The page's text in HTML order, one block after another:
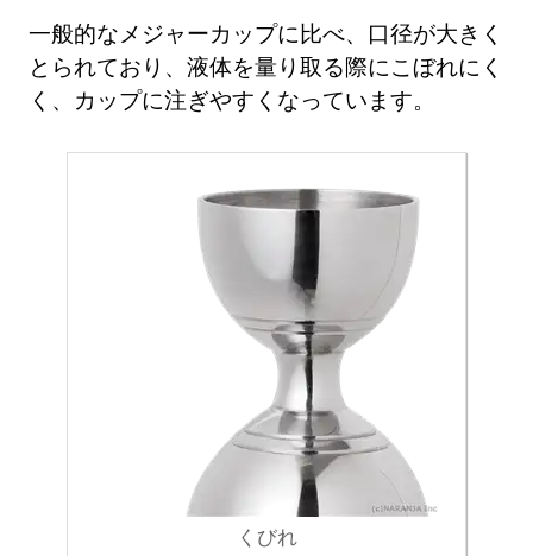
一般的なメジャーカップに比べ、口径が大きく
とられており、液体を量り取る際にこぼれにく
く、カップに注ぎやすくなっています。
くびれ